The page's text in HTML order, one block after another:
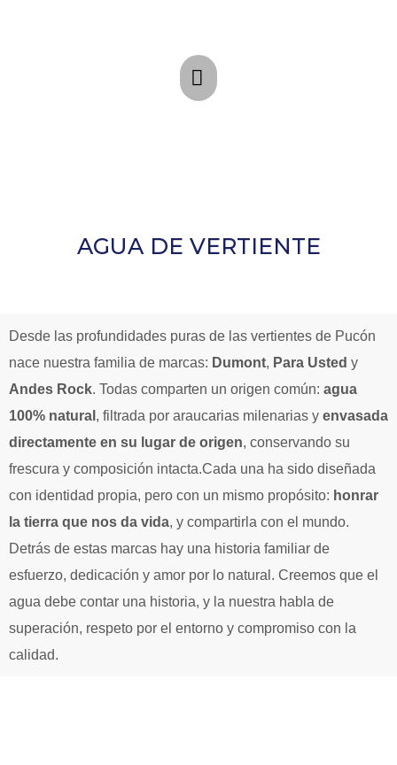
AGUA DE VERTIENTE
Desde las profundidades puras de las vertientes de Pucón
nace nuestra familia de marcas: Dumont, Para Usted y
Andes Rock. Todas comparten un origen común: agua
100% natural, filtrada por araucarias milenarias y envasada
directamente en su lugar de origen, conservando su
frescura y composición intacta.Cada una ha sido diseñada
con identidad propia, pero con un mismo propósito: honrar
la tierra que nos da vida, y compartirla con el mundo.
Detrás de estas marcas hay una historia familiar de
esfuerzo, dedicación y amor por lo natural. Creemos que el
agua debe contar una historia, y la nuestra habla de
superación, respeto por el entorno y compromiso con la
calidad.